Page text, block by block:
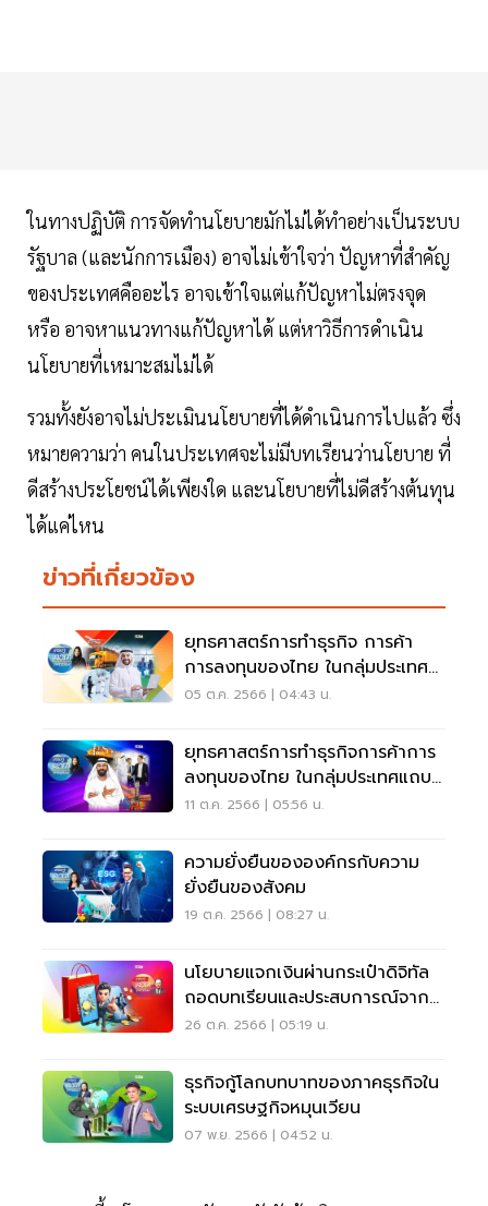
ในทางปฏิบัติ การจัดทำนโยบายมักไม่ได้ทำอย่างเป็นระบบ
รัฐบาล (และนักการเมือง) อาจไม่เข้าใจว่า ปัญหาที่สำคัญ
ของประเทศคืออะไร อาจเข้าใจแต่แก้ปัญหาไม่ตรงจุด
หรือ อาจหาแนวทางแก้ปัญหาได้ แต่หาวิธีการดำเนิน
นโยบายที่เหมาะสมไม่ได้
รวมทั้งยังอาจไม่ประเมินนโยบายที่ได้ดำเนินการไปแล้ว ซึ่ง
หมายความว่า คนในประเทศจะไม่มีบทเรียนว่านโยบาย ที่
ดีสร้างประโยชน์ได้เพียงใด และนโยบายที่ไม่ดีสร้างต้นทุน
ได้แค่ไหน
ข่าวที่เกี่ยวข้อง
ยุทธศาสตร์การทำธุรกิจ การค้า
การลงทุนของไทย ในกลุ่มประเทศ
แถบภูมิภาคทะเลแดง (1)
05 ต.ค. 2566 | 04:43 น.
ยุทธศาสตร์การทำธุรกิจการค้าการ
ลงทุนของไทย ในกลุ่มประเทศแถบ
ภูมิภาคทะเลแดง (2)
11 ต.ค. 2566 | 05:56 น.
ความยั่งยืนขององค์กรกับความ
ยั่งยืนของสังคม
19 ต.ค. 2566 | 08:27 น.
นโยบายแจกเงินผ่านกระเป๋าดิจิทัล
ถอดบทเรียนและประสบการณ์จาก
ต่างประเทศ
26 ต.ค. 2566 | 05:19 น.
ธุรกิจกู้โลกบทบาทของภาคธุรกิจใน
ระบบเศรษฐกิจหมุนเวียน
07 พ.ย. 2566 | 04:52 น.